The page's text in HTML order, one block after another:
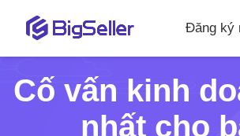
Đăng ký
Cố vấn kinh
nhất cho